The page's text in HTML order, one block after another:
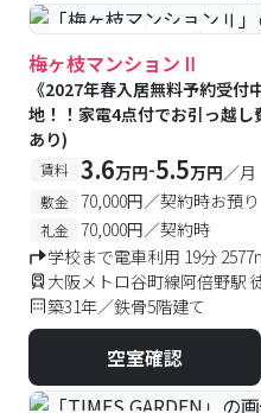
#予約受付中 #空室待ち
梅ヶ枝マンションⅡ
《2027年春入居無料予約受
地！！家電4点付でお引っ越
あり)
賃料 3.6万円-5.5万円／月
敷金 70,000円／契約時お預り
礼金
70,000円／契約時
学校まで電車利用 19分
大阪メトロ谷町線阿倍野駅
築31年／鉄骨5階建て
空室確認